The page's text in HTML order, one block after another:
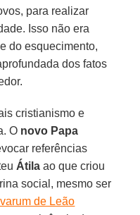
para realizar
Isso não era
do esquecimento,
dos fatos
cristianismo e
O novo Papa
referências
Átila ao que criou
social, mesmo ser
de Leão